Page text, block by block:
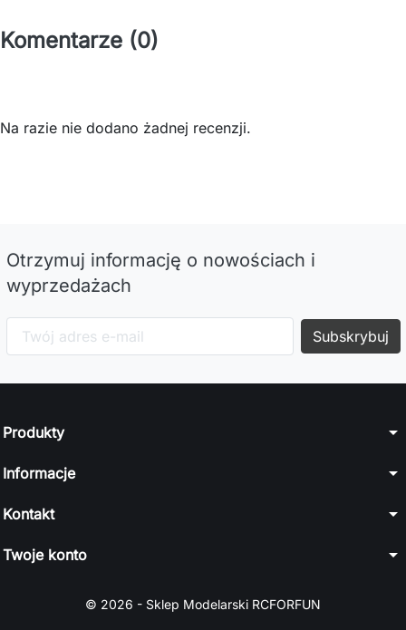
Komentarze (0)
Na razie nie dodano żadnej recenzji.
Otrzymuj informację o nowościach i
wyprzedażach
Produkty arrow_drop_down
Informacje arrow_drop_down
Kontakt arrow_drop_down
Twoje konto arrow_drop_down
© 2026 - Sklep Modelarski RCFORFUN